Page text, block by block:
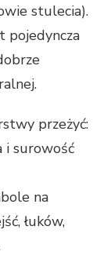
stulecia).
pojedyncza
przeżyć:
i surowość
na
łuków,